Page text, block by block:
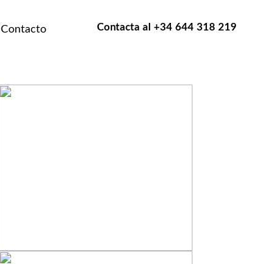
Contacto Contacta al +34 644 318 219